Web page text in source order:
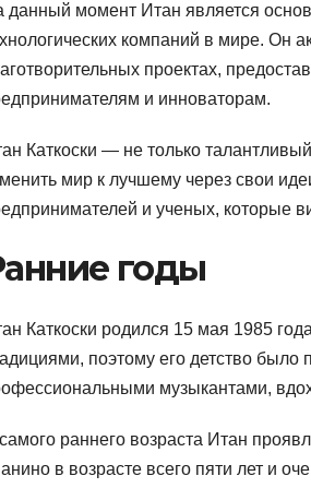
данный момент Итан является
компаний в мире. Он
проектах,
и инноваторам.
Каткоски — не только
мир к лучшему через свои
и ученых, которые
годы
Каткоски родился 15 мая 1985
поэтому его детство
музыкантами,
раннего возраста Итан
в возрасте всего пяти лет и